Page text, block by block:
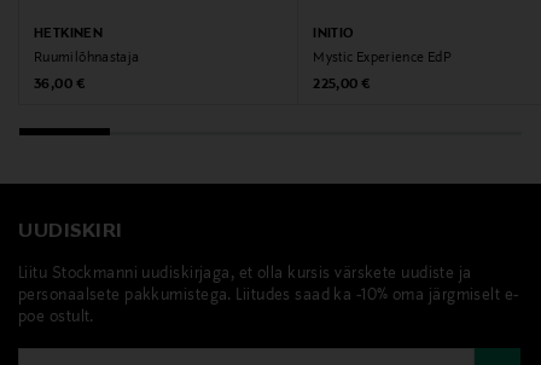
HETKINEN
Ruumilõhnastaja
Original Price
36,00 €
INITIO
Mystic Experience EdP
Original Price
225,00 €
UUDISKIRI
Liitu Stockmanni uudiskirjaga, et olla kursis värskete uudiste ja
personaalsete pakkumistega. Liitudes saad ka -10% oma järgmiselt e-
poe ostult.